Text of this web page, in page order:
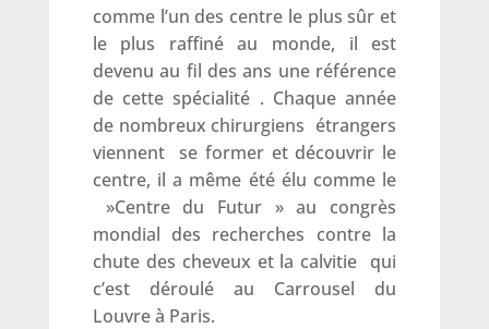
comme l’un des centre le plus sûr et
le plus raffiné au monde, il est
devenu au fil des ans une référence
de cette spécialité . Chaque année
de nombreux chirurgiens étrangers
viennent se former et découvrir le
centre, il a même été élu comme le
»Centre du Futur » au congrès
mondial des recherches contre la
chute des cheveux et la calvitie qui
c’est déroulé au Carrousel du
Louvre à Paris.